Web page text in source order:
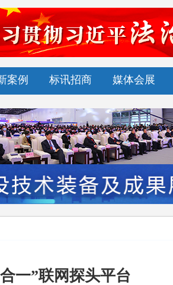
案例 标讯招商 媒体会展
一”联网探头平台